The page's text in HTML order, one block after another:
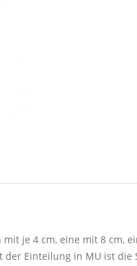
je 4 cm, eine mit 8 cm,
Einteilung in MU ist die